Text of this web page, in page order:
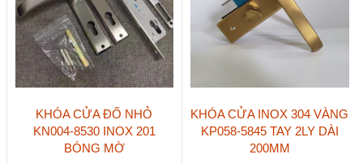
KHÓA CỬA ĐỐ NHỎ
KN004-8530 INOX 201
BÓNG MỜ
KHÓA CỬA INOX 304 VÀNG
KP058-5845 TAY 2LY DÀI
200MM